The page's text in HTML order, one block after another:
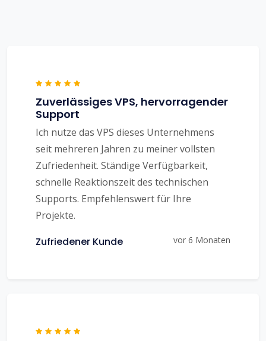
Zuverlässiges VPS, hervorragender
Support
Ich nutze das VPS dieses Unternehmens
seit mehreren Jahren zu meiner vollsten
Zufriedenheit. Ständige Verfügbarkeit,
schnelle Reaktionszeit des technischen
Supports. Empfehlenswert für Ihre
Projekte.
Zufriedener Kunde vor 6 Monaten